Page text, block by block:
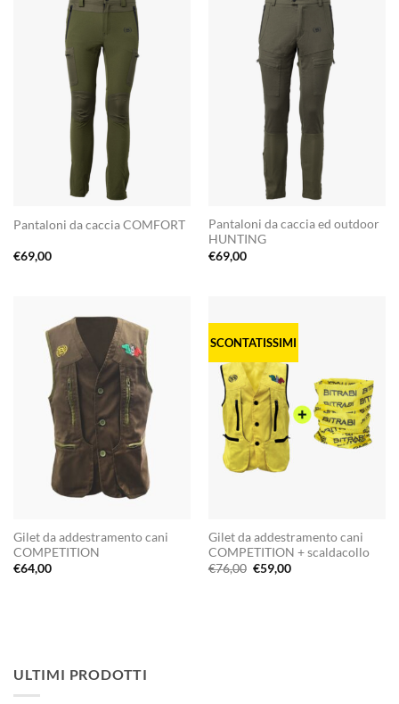
Pantaloni da caccia COMFORT
€69,00
Pantaloni da caccia ed outdoor
HUNTING
€69,00
Gilet da addestramento cani
COMPETITION
€64,00
SCONTATISSIMI
Gilet da addestramento cani
COMPETITION + scaldacollo
€76,00 Il
prezzo
€59,00Il
ULTIMI PRODOTTI